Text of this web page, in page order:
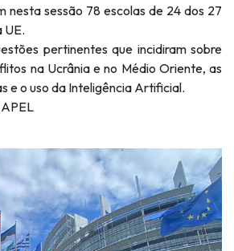
nesta sessão 78 escolas de 24 dos 27
UE.
pertinentes que incidiram sobre
na Ucrânia e no Médio Oriente, as
e o uso da Inteligência Artificial.